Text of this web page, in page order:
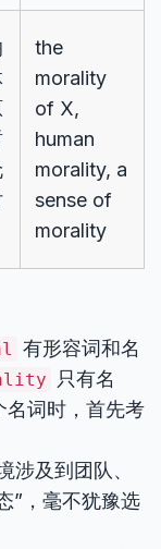
the
morality
of X,
human
morality, a
sense of
morality
有形容词和名
只有名
名词时，首先考
涉及到团队、
”，毫不犹豫选